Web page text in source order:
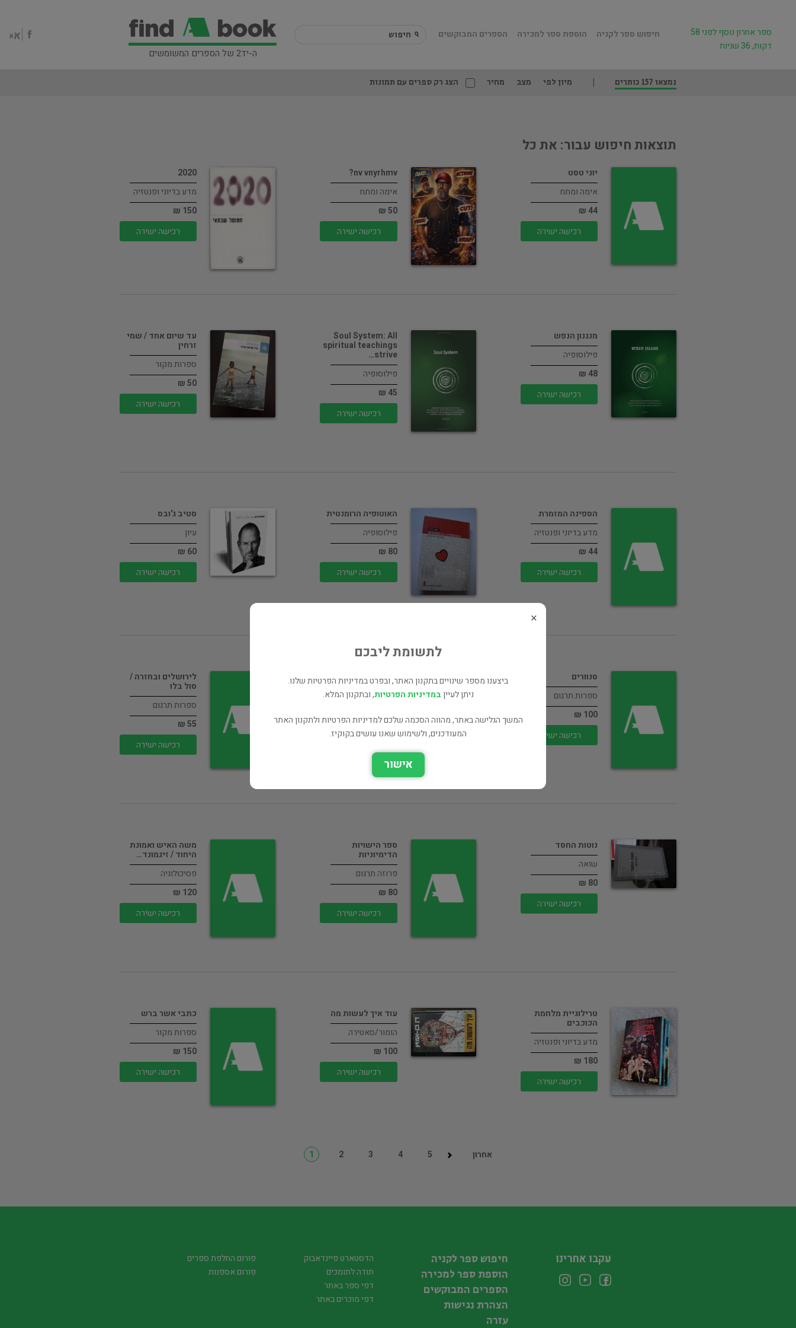
ה-יד2 של הספרים המשומשים
חיפוש ספר לקניה הוספת ספר למכירה הספרים המבוקשים
ספר אחרון נוסף לפני 58
דקות, 36 שניות
נמצאו 157 כותרים מיון לפי מצב מחיר הצג רק ספרים עם תמונות
תוצאות חיפוש עבור: את כל
יוני טסט
אימה ומתח
44 ₪
רכישה ישירה
nv vnyrhmv?
אימה ומתח
50 ₪
רכישה ישירה
2020
מדע בדיוני ופנטזיה
150 ₪
רכישה ישירה
מנגנון הנפש
פילוסופיה
48 ₪
רכישה ישירה
Soul System: All
spiritual teachings
strive…
פילוסופיה
45 ₪
רכישה ישירה
עד שיום אחד / שמי
זרחין
ספרות מקור
50 ₪
רכישה ישירה
הספינה המזמרת
מדע בדיוני ופנטזיה
44 ₪
רכישה ישירה
האוטופיה הרומנטית
פילוסופיה
80 ₪
רכישה ישירה
סטיב ג'ובס
עיון
60 ₪
רכישה ישירה
סנוורים
ספרות תרגום
100 ₪
רכישה ישירה
אוטופיה / תומאס
מורוס ; תרגום,…
250 ₪
לירושלים ובחזרה /
סול בלו
ספרות תרגום
55 ₪
רכישה ישירה
נוטות החסד
שואה
80 ₪
רכישה ישירה
ספר הישויות
הדימיוניות
פרוזה תרגום
80 ₪
רכישה ישירה
משה האיש ואמונת
היחוד / זיגמונד…
פסיכולוגיה
120 ₪
רכישה ישירה
טרילוגיית מלחמת
הכוכבים
מדע בדיוני ופנטזיה
180 ₪
רכישה ישירה
עוד איך לעשות מה
הומור/סאטירה
100 ₪
רכישה ישירה
כתבי אשר ברש
ספרות מקור
150 ₪
רכישה ישירה
1 2 3 4 5 אחרון
×
לתשומת ליבכם
ביצענו מספר שינויים בתקנון האתר, ובפרט במדיניות הפרטיות שלנו.
ניתן לעייןבמדיניות הפרטיות, ובתקנון המלא.
המשך הגלישה באתר, מהווה הסכמה שלכם למדיניות הפרטיות ולתקנון האתר
המעודכנים, ולשימוש שאנו עושים בקוקיז.
אישור
עקבו אחרינו
חיפוש ספר לקניה
הוספת ספר למכירה
הספרים המבוקשים
הצהרת נגישות
עזרה
הדסטארט פיינדאבוק
תודה לתומכים
דפי ספר באתר
דפי מוכרים באתר
פורום החלפת ספרים
פורום אספנות